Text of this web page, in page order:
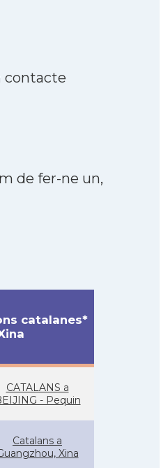
contacte
de fer-ne un,
catalanes*
CATALANS a
- Pequin
Catalans a
Xina